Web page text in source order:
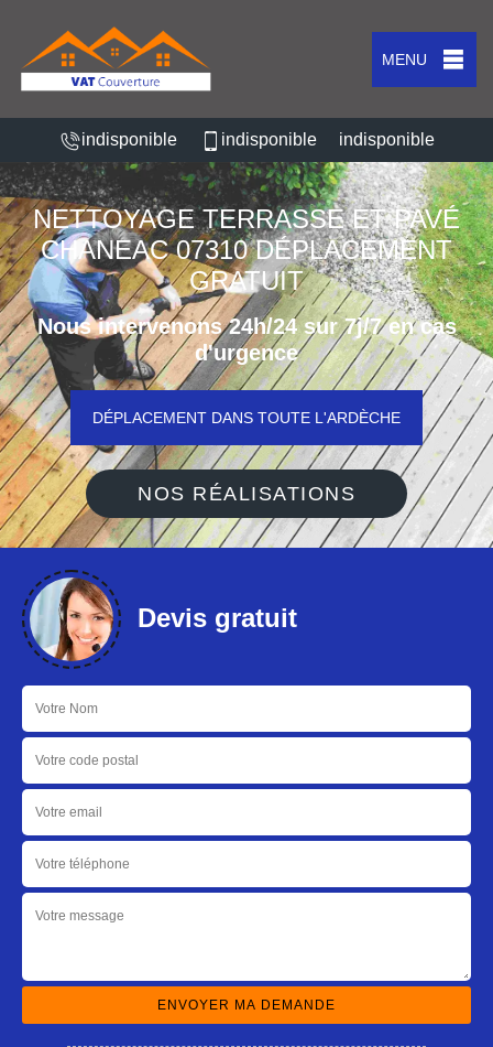
MENU
indisponible indisponible indisponible
NETTOYAGE TERRASSE ET PAVÉ
CHANEAC 07310 DÉPLACEMENT
GRATUIT
Nous intervenons 24h/24 sur 7j/7 en cas
d'urgence
DÉPLACEMENT DANS TOUTE L'ARDÈCHE
NOS RÉALISATIONS
Devis gratuit